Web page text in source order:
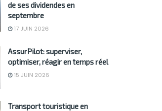
de ses dividendes en
septembre
17 JUIN 2026
AssurPilot: superviser,
optimiser, réagir en temps réel
15 JUIN 2026
Transport touristique en